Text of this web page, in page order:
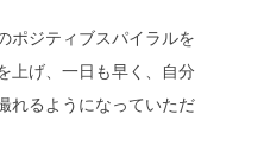
ポジティブスパイラルを
上げ、一日も早く、自分
れるようになっていただ